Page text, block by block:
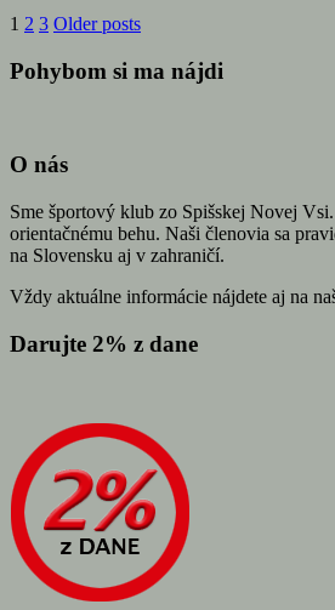
1 2 3 Older posts
Pohybom si ma nájdi
O nás
Sme športový klub zo Spišskej Novej Vsi.
orientačnému behu. Naši členovia sa
na Slovensku aj v zahraničí.
Vždy aktuálne informácie nájdete aj na
Darujte 2% z dane